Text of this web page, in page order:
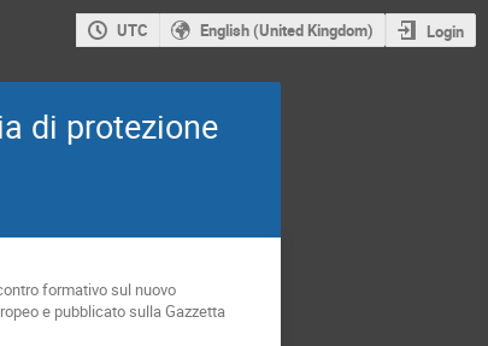
UTC English (United Kingdom) Login
di protezione
formativo sul nuovo
e pubblicato sulla Gazzetta